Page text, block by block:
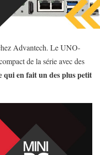
Advantech. Le UNO-
de la série avec des
qui en fait un des plus petit